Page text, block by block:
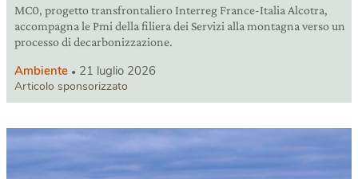
MC0, progetto transfrontaliero Interreg France-Italia Alcotra,
accompagna le Pmi della filiera dei Servizi alla montagna verso un
processo di decarbonizzazione.
Ambiente 21 luglio 2026
Articolo sponsorizzato